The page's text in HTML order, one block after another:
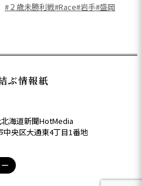
#２歳未勝利戦#Race#岩手#盛岡
ぶ情報紙
海道新聞HotMedia
央区大通東4丁目1番地